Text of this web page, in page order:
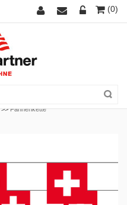
(0)
>>Fahnenkette